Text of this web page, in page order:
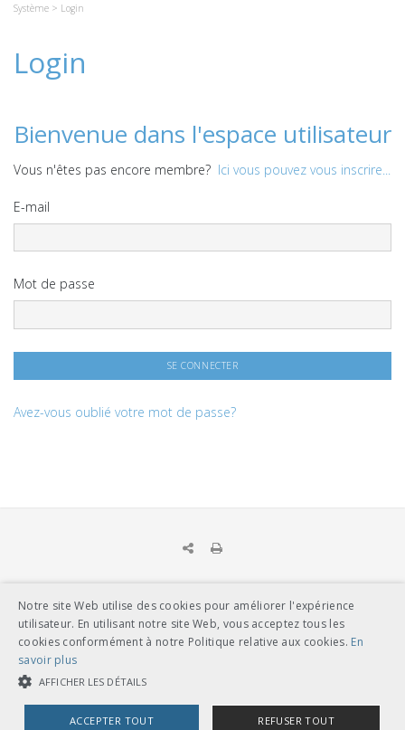
Système > Login
Login
Bienvenue dans l'espace utilisateur
Vous n'êtes pas encore membre? Ici vous pouvez vous inscrire...
E-mail
Mot de passe
Avez-vous oublié votre mot de passe?
UNION DES TRANSPORTS PUBLICS
Dählhölzliweg 12
Tél. en contact direct avec l’équipe de l’UTP
info@utp.ch
Plan d'accès
Notre site Web utilise des cookies pour améliorer l'expérience
utilisateur. En utilisant notre site Web, vous acceptez tous les
cookies conformément à notre Politique relative aux cookies. En
savoir plus
AFFICHER LES DÉTAILS
ACCEPTER TOUT REFUSER TOUT